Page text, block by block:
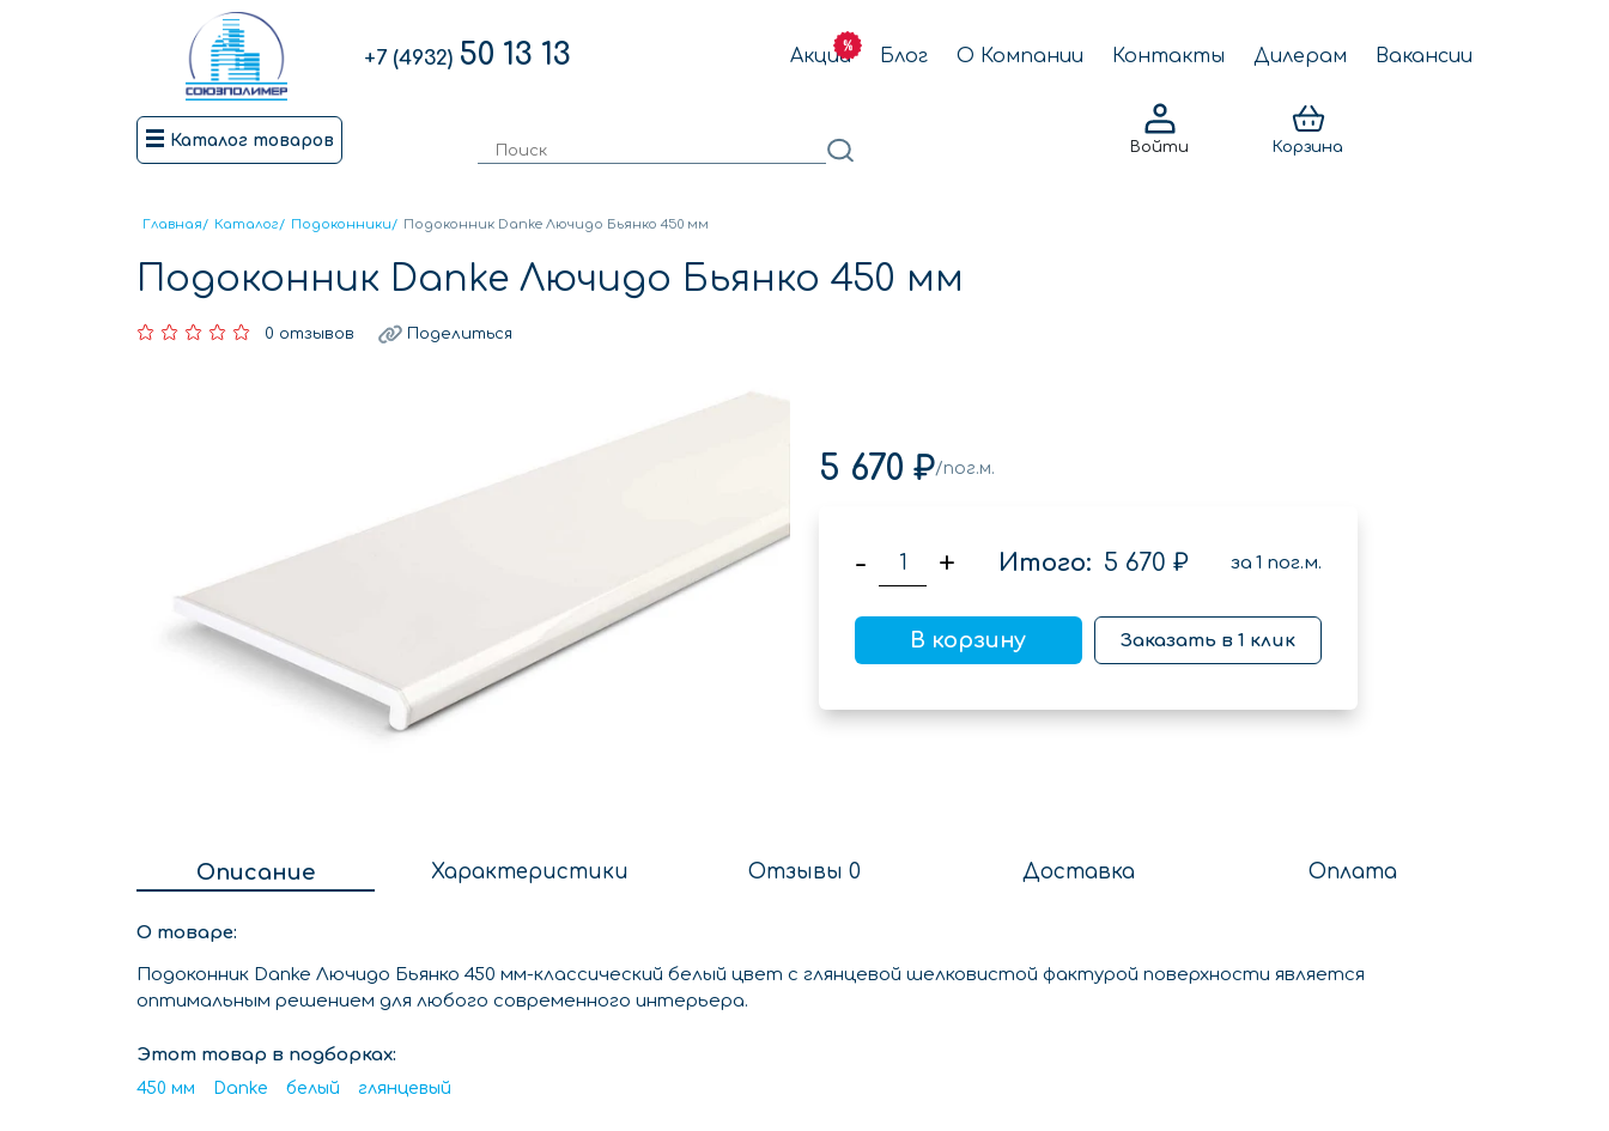
+7 (4932) 50 13 13 Акции Блог О Компании Контакты Дилерам Вакансии
Каталог товаров Войти Корзина
Главная/ Каталог/ Подоконники/ Подоконник Danke Лючидо Бьянко 450 мм
Подоконник Danke Лючидо Бьянко 450 мм
0 отзывов Поделиться
5 670 ₽/пог.м.
- + Итого: 5 670 ₽ за 1 пог.м.
В корзину Заказать в 1 клик
Описание Характеристики Отзывы 0 Доставка Оплата
О товаре:
Подоконник Danke Лючидо Бьянко 450 мм-классический белый цвет с глянцевой шелковистой фактурой поверхности является
оптимальным решением для любого современного интерьера.
Этот товар в подборках:
450 мм Danke белый глянцевый